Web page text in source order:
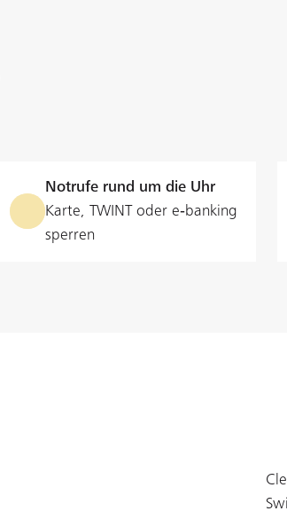
Notrufe rund um die Uhr
Karte, TWINT oder e‑banking
sperren